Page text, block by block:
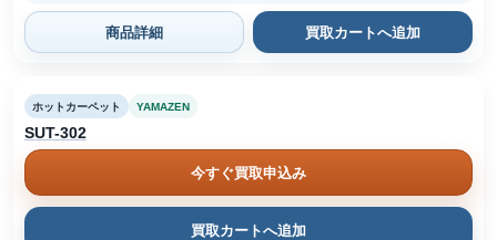
商品詳細 買取カートへ追加
ホットカーペット YAMAZEN
SUT-302
今すぐ買取申込み
買取カートへ追加